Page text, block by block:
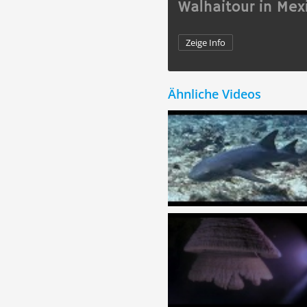
Walhaitour in
Zeige Info
Ähnliche Videos